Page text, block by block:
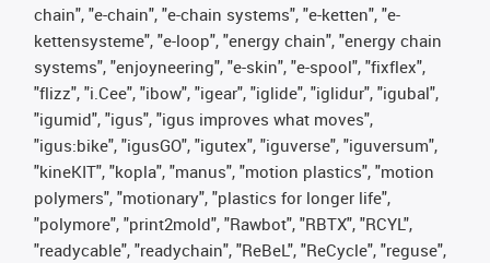
chain", "e-chain", "e-chain systems", "e-ketten", "e-
kettensysteme", "e-loop", "energy chain", "energy chain
systems", "enjoyneering", "e-skin", "e-spool", "fixflex",
"flizz", "i.Cee", "ibow", "igear", "iglide", "iglidur", "igubal",
"igumid", "igus", "igus improves what moves",
"igus:bike", "igusGO", "igutex", "iguverse", "iguversum",
"kineKIT", "kopla", "manus", "motion plastics", "motion
polymers", "motionary", "plastics for longer life",
"polymore", "print2mold", "Rawbot", "RBTX", "RCYL",
"readycable", "readychain", "ReBeL", "ReCycle", "reguse",